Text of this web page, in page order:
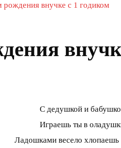
рождения внучке с 1 годиком
С дедушкой и
Играешь ты в
Ладошками весело